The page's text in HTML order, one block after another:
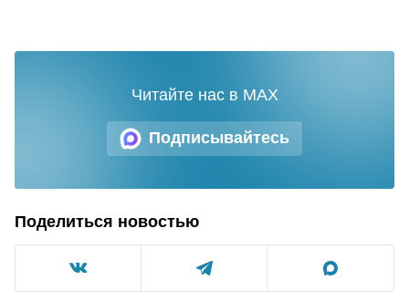
Подписывайтесь
Читайте нас в MAX
Поделиться новостью